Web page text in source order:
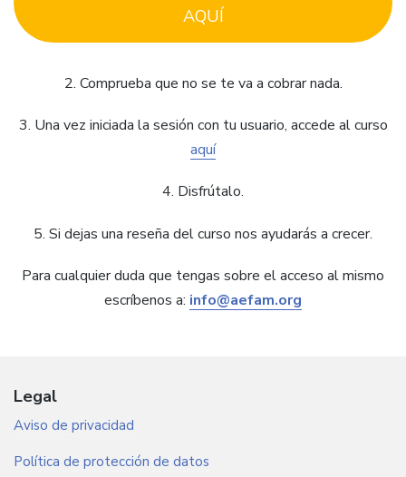
AQUÍ
2. Comprueba que no se te va a cobrar nada.
3. Una vez iniciada la sesión con tu usuario, accede al curso
aquí
4. Disfrútalo.
5. Si dejas una reseña del curso nos ayudarás a crecer.
Para cualquier duda que tengas sobre el acceso al mismo
escríbenos a: info@aefam.org
Legal
Aviso de privacidad
Política de protección de datos